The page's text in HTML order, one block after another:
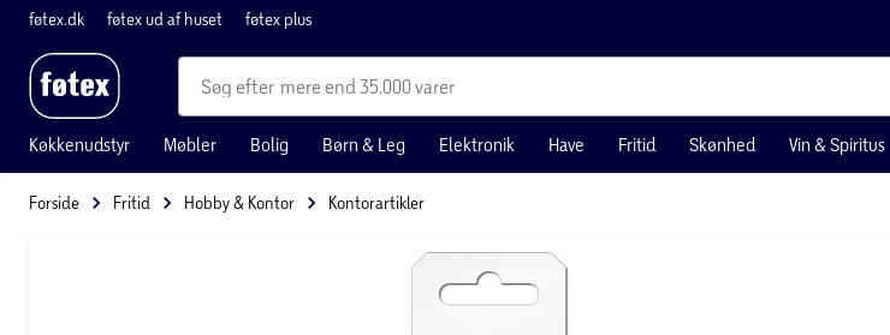
føtex.dk føtex ud af huset føtex plus
mere end 35.000 varer
Køkkenudstyr Møbler Bolig Børn & Leg Elektronik Have Fritid Skønhed Vin & Spiritus
Forside Fritid Hobby & Kontor Kontorartikler